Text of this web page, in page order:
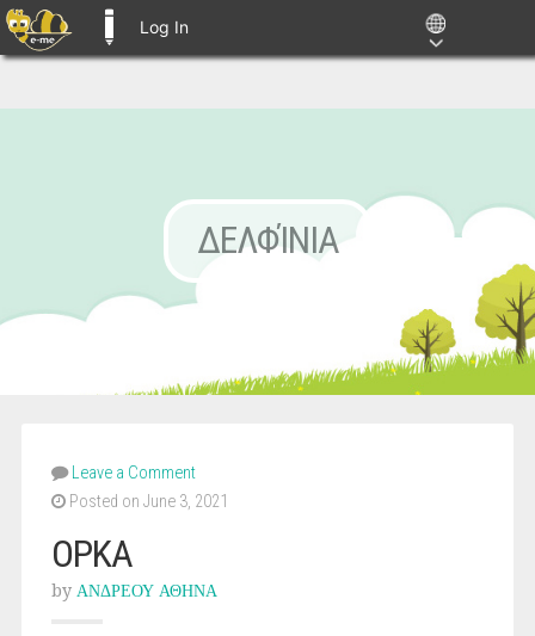
Log In
ΔΕΛΦΊΝΙΑ
Leave a Comment
Posted on June 3, 2021
ΟΡΚΑ
by ΑΝΔΡΕΟΥ ΑΘΗΝΑ